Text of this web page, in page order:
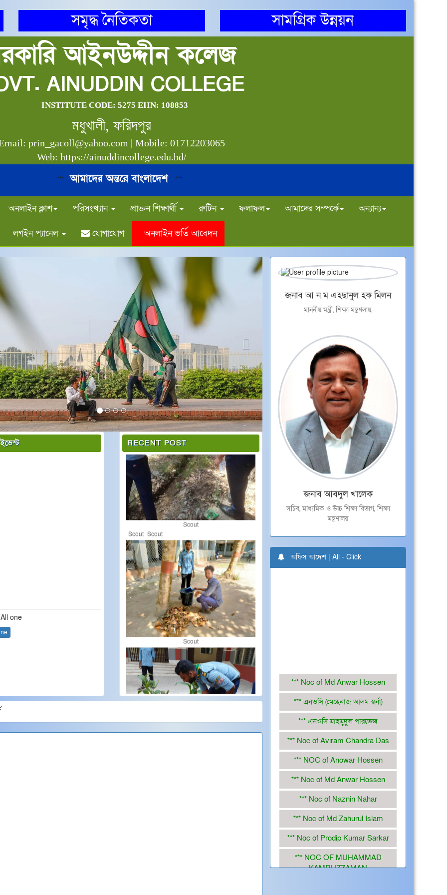
সমৃদ্ধ নৈতিকতা সামগ্রিক উন্নয়ন
আইনউদ্দীন কলেজ
AINUDDIN COLLEGE
INSTITUTE CODE: 5275 EIIN: 108853
মধুখালী, ফরিদপুর
prin_gacoll@yahoo.com | Mobile: 01712203065
Web: https://ainuddincollege.edu.bd/
আমাদের অন্তরে বাংলাদেশ***
অনলাইন ক্লাশ পরিসংখ্যান প্রাক্তন শিক্ষার্থী রুটিন ফলাফল আমাদের সম্পর্কে অন্যান্য
লগইন প্যানেল যোগাযোগ অনলাইন ভর্তি আবেদন
Next
RECENT POST
Scout
Scout
Scout
Scout
জনাব আ ন ম এহছানুল হক মিলন
মাননীয় মন্ত্রী, শিক্ষা মন্ত্রণলায়,
জনাব আবদুল খালেক
সচিব, মাধ্যমিক ও উচ্চ শিক্ষা বিভাগ, শিক্ষা
মন্ত্রণালয়
অফিস আদেশ |All - Click
*** এনওসি (মেহেনাজ আলম স্বর্না)
*** এনওসি মাহমুদুল পারভেজ
*** Noc of Aviram Chandra Das
*** NOC of Anowar Hossen
*** Noc of Md Anwar Hossen
*** Noc of Naznin Nahar
*** Noc of Md Zahurul Islam
*** Noc of Prodip Kumar Sarkar
*** NOC OF MUHAMMAD
KAMRUZZAMAN
*** Noc of Ashraful Alom